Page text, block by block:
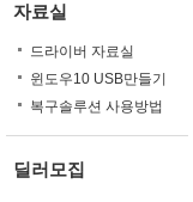
자료실
드라이버 자료실
윈도우10 USB만들기
복구솔루션 사용방법
딜러모집